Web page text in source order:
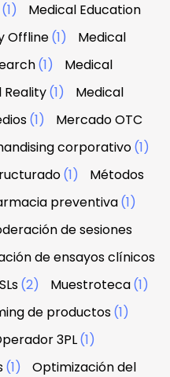
(1)
Medical Education
Offline(1)
Medical
(1)
Medical
Reality(1)
Medical
(1)
Mercado OTC
corporativo(1)
(1)
Métodos
preventiva(1)
de sesiones
de ensayos clínicos
(2) Muestroteca(1)
de productos(1)
3PL(1)
(1)
Optimización del